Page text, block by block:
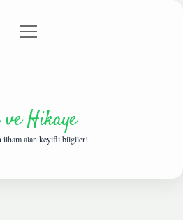
Politikası
menüyü
Hikaye
ilham alan keyifli bilgiler!